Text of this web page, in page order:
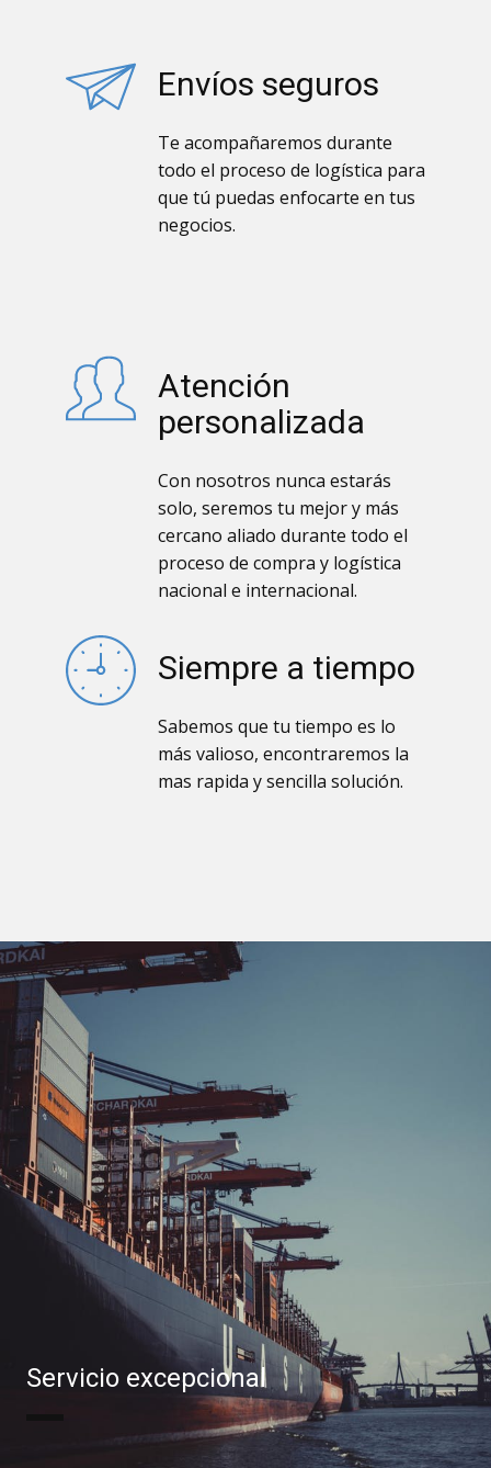
Envíos seguros
Te acompañaremos durante
todo el proceso de logística para
que tú puedas enfocarte en tus
negocios.
Atención
personalizada
Con nosotros nunca estarás
solo, seremos tu mejor y más
cercano aliado durante todo el
proceso de compra y logística
nacional e internacional.
Siempre a tiempo
Sabemos que tu tiempo es lo
más valioso, encontraremos la
mas rapida y sencilla solución.
Servicio excepcional